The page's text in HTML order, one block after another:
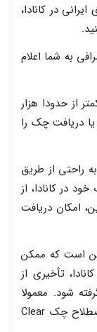
در کانادا،
به شما اعلام
از حدودا هزار
یا دریافت چک را
راحتی از طریق
در کانادا، از
امکان دریافت
است که ممکن
حدودا ۲ هزار دلار کانادا، تأخیری از
شود. معمولا
این زمان تأخیر در حدود ۵ روز است تا به اصطلاح چک Clear